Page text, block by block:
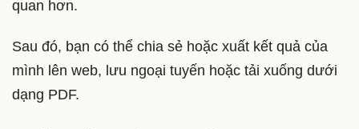
quan hơn.
Sau đó, bạn có thể chia sẻ hoặc xuất kết quả của
mình lên web, lưu ngoại tuyến hoặc tải xuống dưới
dạng PDF.